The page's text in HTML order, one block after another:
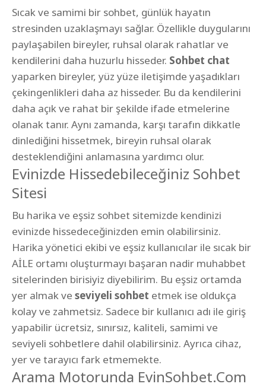
Sıcak ve samimi bir sohbet, günlük hayatın
stresinden uzaklaşmayı sağlar. Özellikle duygularını
paylaşabilen bireyler, ruhsal olarak rahatlar ve
kendilerini daha huzurlu hisseder. Sohbet chat
yaparken bireyler, yüz yüze iletişimde yaşadıkları
çekingenlikleri daha az hisseder. Bu da kendilerini
daha açık ve rahat bir şekilde ifade etmelerine
olanak tanır. Aynı zamanda, karşı tarafın dikkatle
dinlediğini hissetmek, bireyin ruhsal olarak
desteklendiğini anlamasına yardımcı olur.
Evinizde Hissedebileceğiniz Sohbet
Sitesi
Bu harika ve eşsiz sohbet sitemizde kendinizi
evinizde hissedeceğinizden emin olabilirsiniz.
Harika yönetici ekibi ve eşsiz kullanıcılar ile sıcak bir
AİLE ortamı oluşturmayı başaran nadir muhabbet
sitelerinden birisiyiz diyebilirim. Bu eşsiz ortamda
yer almak ve seviyeli sohbet etmek ise oldukça
kolay ve zahmetsiz. Sadece bir kullanıcı adı ile giriş
yapabilir ücretsiz, sınırsız, kaliteli, samimi ve
seviyeli sohbetlere dahil olabilirsiniz. Ayrıca cihaz,
yer ve tarayıcı fark etmemekte.
Arama Motorunda EvinSohbet.Com